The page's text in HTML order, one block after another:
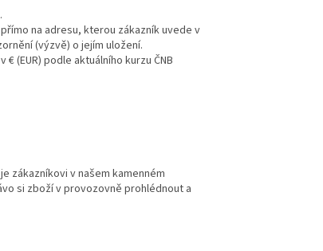
na adresu, kterou zákazník uvede v
(výzvě) o jejím uložení.
(EUR) podle aktuálního kurzu ČNB
zákazníkovi v našem kamenném
si zboží v provozovně prohlédnout a